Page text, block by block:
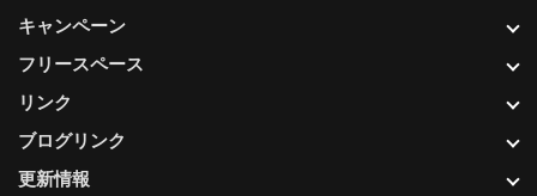
更新情報
キャンペーン
フリースペース
リンク
ブログリンク